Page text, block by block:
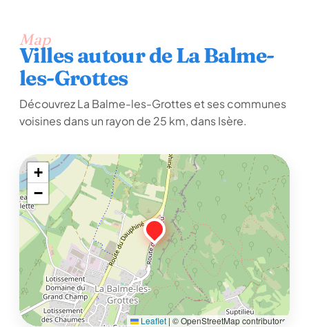
Map
Villes autour de La Balme-
les-Grottes
Découvrez La Balme-les-Grottes et ses communes
voisines dans un rayon de 25 km, dans Isère.
+
−
Leaflet | © OpenStreetMap contributors